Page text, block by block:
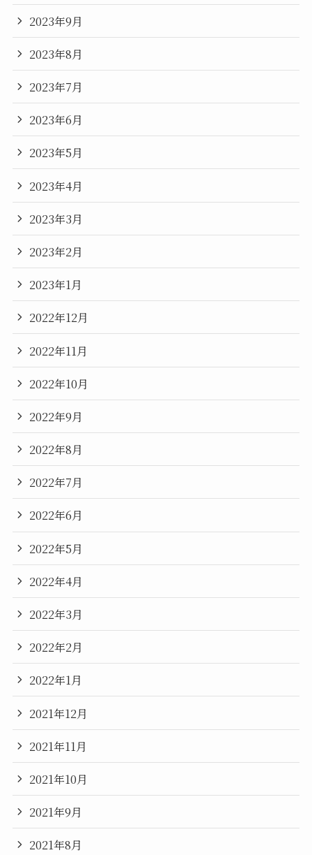
2023年9月
2023年8月
2023年7月
2023年6月
2023年5月
2023年4月
2023年3月
2023年2月
2023年1月
2022年12月
2022年11月
2022年10月
2022年9月
2022年8月
2022年7月
2022年6月
2022年5月
2022年4月
2022年3月
2022年2月
2022年1月
2021年12月
2021年11月
2021年10月
2021年9月
2021年8月